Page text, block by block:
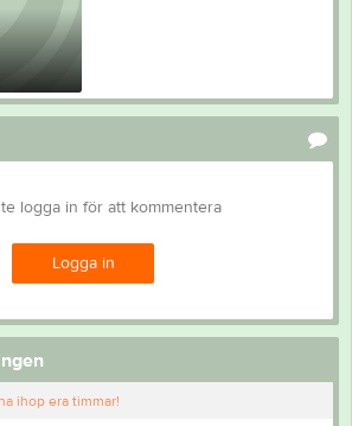
logga in för att kommentera
Logga in
ihop era timmar!